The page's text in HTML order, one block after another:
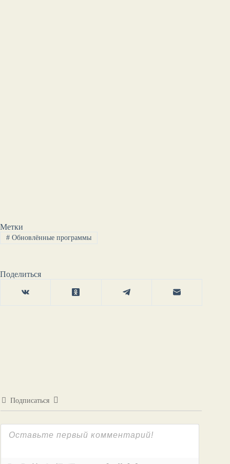
Метки
#Обновлённые программы
Поделиться
Подписаться